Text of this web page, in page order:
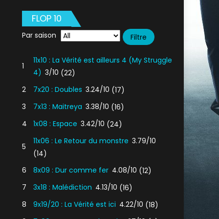
FLOP 10
Par saison
1
11x10 : La Vérité est ailleurs 4 (My Struggle
4) 3/10 (22)
2
7x20 : Doubles 3.24/10 (17)
3
7x13 : Maitreya 3.38/10 (16)
4
1x08 : Espace 3.42/10 (24)
5
11x06 : Le Retour du monstre 3.79/10
(14)
6
8x09 : Dur comme fer 4.08/10 (12)
7
3x18 : Malédiction 4.13/10 (16)
8
9x19/20 : La Vérité est ici 4.22/10 (18)